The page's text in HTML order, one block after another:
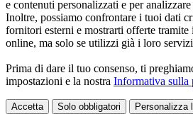
e contenuti personalizzati e per
Inoltre, possiamo confrontare i tuoi dati
fornitori esterni e mostrarti offerte
online, ma solo se utilizzi già i loro
Prima di dare il tuo consenso, ti
impostazioni e la nostra Informativa sulla
Accetta Solo obbligatori Personalizza